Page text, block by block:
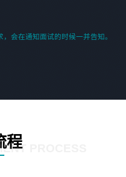
会在通知面试的时候一并告知。
程 PROCESS